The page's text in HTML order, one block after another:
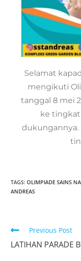
Selamat
mengikuti
tanggal 8 mei
ke tingkat
dukungannya.
TAGS:OLIMPIADE SAINS
ANDREAS
Previous Post
LATIHAN PARADE